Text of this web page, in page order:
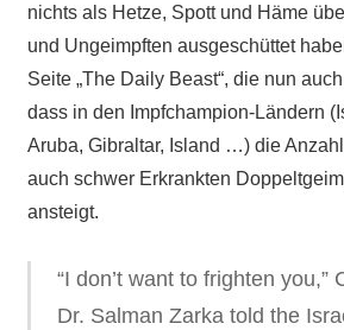
nichts als Hetze, Spott und Häme
und Ungeimpften ausgeschüttet
Seite „The Daily Beast“, die nun
dass in den Impfchampion-Ländern
Aruba, Gibraltar, Island …) die
auch schwer Erkrankten
ansteigt.
“I don’t want to frighten you,”
Dr. Salman Zarka told the